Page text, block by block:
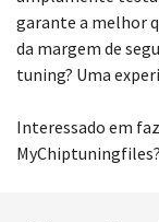
garante a melhor
da margem de
tuning? Uma
Interessado em